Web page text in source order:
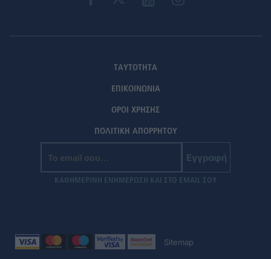
ΤΑΥΤΟΤΗΤΑ
ΕΠΙΚΟΙΝΩΝΙΑ
ΟΡΟΙ ΧΡΗΣΗΣ
ΠΟΛΙΤΙΚΗ ΑΠΟΡΡΗΤΟΥ
Εγγραφή
ΚΑΘΗΜΕΡΙΝΗ ΕΝΗΜΕΡΩΣΗ ΚΑΙ ΣΤΟ EMAIL ΣΟΥ
Sitemap